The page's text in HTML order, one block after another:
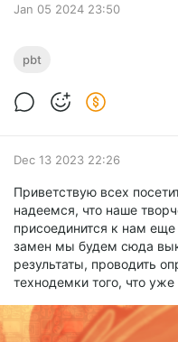
Jan 05 2024 23:50
Система
pbt
Dec 13 2023 22:26
Приветствую всех
надеемся, что наше
присоединится к нам
замен мы будем сюда
результаты, проводить
технодемки того, что